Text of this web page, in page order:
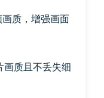
质，增强画面
质且不丢失细